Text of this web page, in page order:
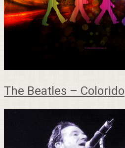
The Beatles – Colorido